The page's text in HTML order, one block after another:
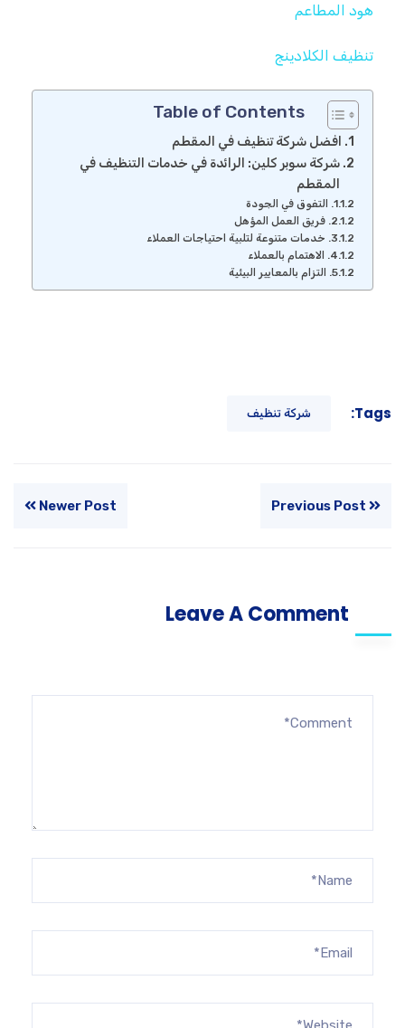
هود المطاعم
تنظيف الكلادينج
Table of Contents
افضل شركة تنظيف في المقطم
شركة سوبر كلين: الرائدة في خدمات التنظيف في
المقطم
التفوق في الجودة
فريق العمل المؤهل
خدمات متنوعة لتلبية احتياجات العملاء
الاهتمام بالعملاء
التزام بالمعايير البيئية
Tags: شركة تنظيف
Newer Post
Leave A Comment